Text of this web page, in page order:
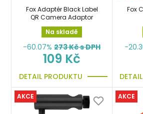
Fox Adaptér Black Label
QR Camera Adaptor
Na skladě
-60.07% 273Kč s DPH
109 Kč
DETAIL PRODUKTU
Fox
-
AKCE AKCE